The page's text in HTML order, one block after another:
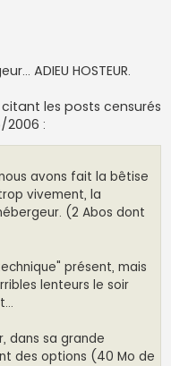
ADIEU HOSTEUR.
les posts censurés
2006 :
avons fait la bêtise
vivement, la
(2 Abos dont
présent, mais
lenteurs le soir
dans sa grande
des options (40 Mo de